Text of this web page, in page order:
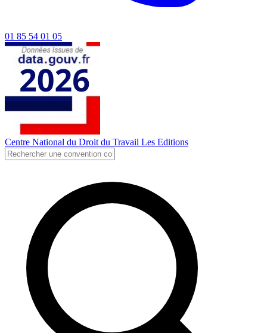
01 85 54 01 05
Centre National du Droit du Travail Les Editions